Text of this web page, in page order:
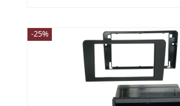
-25%